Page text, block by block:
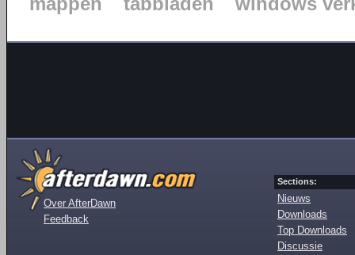
Over AfterDawn
Feedback
Sections:
Nieuws
Downloads
Top Downloads
Discussie